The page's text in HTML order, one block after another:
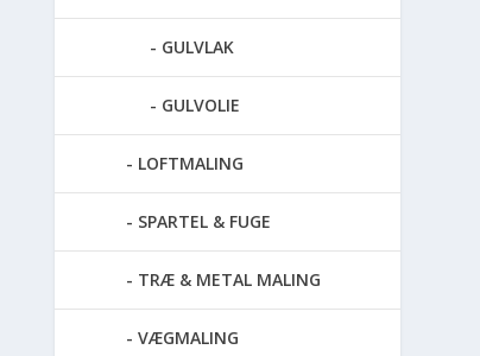
GULVLAK
GULVOLIE
LOFTMALING
SPARTEL & FUGE
TRÆ & METAL MALING
VÆGMALING